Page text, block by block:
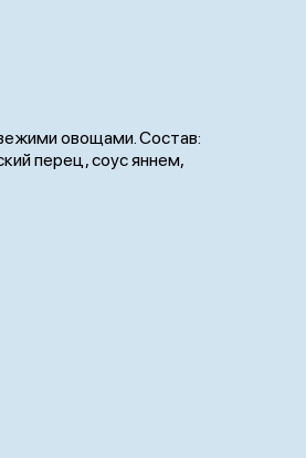
овощами. Состав:
перец, соус яннем,